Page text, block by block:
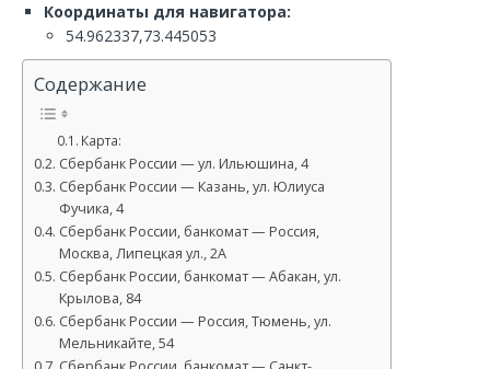
Координаты для навигатора:
54.962337,73.445053
Содержание
Карта:
Сбербанк России — ул. Ильюшина, 4
Сбербанк России — Казань, ул. Юлиуса
Фучика, 4
Сбербанк России, банкомат — Россия,
Москва, Липецкая ул., 2А
Сбербанк России, банкомат — Абакан, ул.
Крылова, 84
Сбербанк России — Россия, Тюмень, ул.
Мельникайте, 54